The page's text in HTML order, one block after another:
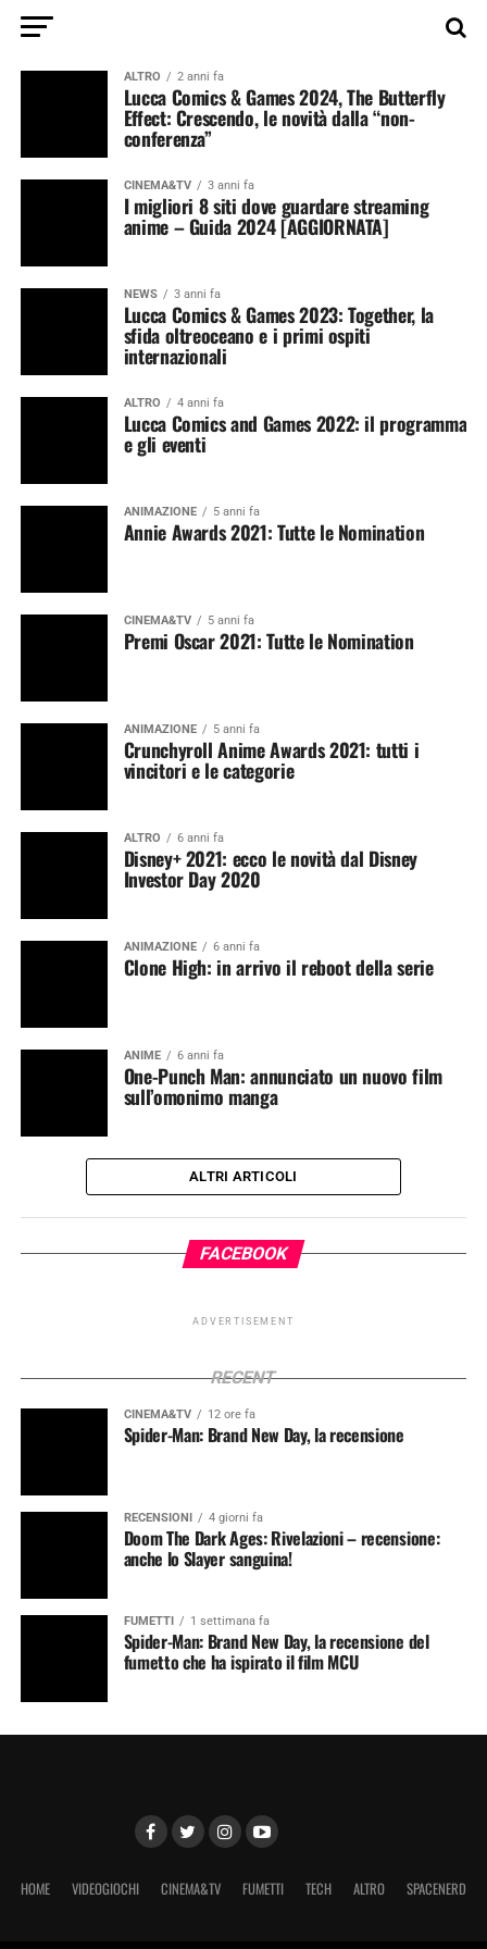
ALTRO 2 anni fa
Lucca Comics & Games 2024, The Butterfly
Effect: Crescendo, le novità dalla “non-
conferenza”
CINEMA&TV 3 anni fa
I migliori 8 siti dove guardare streaming
anime – Guida 2024 [AGGIORNATA]
NEWS 3 anni fa
Lucca Comics & Games 2023: Together, la
sfida oltreoceano e i primi ospiti
internazionali
ALTRO 4 anni fa
Lucca Comics and Games 2022: il programma
e gli eventi
ANIMAZIONE 5 anni fa
Annie Awards 2021: Tutte le Nomination
CINEMA&TV 5 anni fa
Premi Oscar 2021: Tutte le Nomination
ANIMAZIONE 5 anni fa
Crunchyroll Anime Awards 2021: tutti i
vincitori e le categorie
ALTRO 6 anni fa
Disney+ 2021: ecco le novità dal Disney
Investor Day 2020
ANIMAZIONE 6 anni fa
Clone High: in arrivo il reboot della serie
ANIME 6 anni fa
One-Punch Man: annunciato un nuovo film
sull’omonimo manga
ALTRI ARTICOLI
FACEBOOK
ADVERTISEMENT
RECENT
CINEMA&TV 12 ore fa
Spider-Man: Brand New Day, la recensione
RECENSIONI 4 giorni fa
Doom The Dark Ages: Rivelazioni – recensione:
anche lo Slayer sanguina!
FUMETTI 1 settimana fa
Spider-Man: Brand New Day, la recensione del
fumetto che ha ispirato il film MCU
HOME VIDEOGIOCHI CINEMA&TV FUMETTI TECH ALTRO SPACENERD